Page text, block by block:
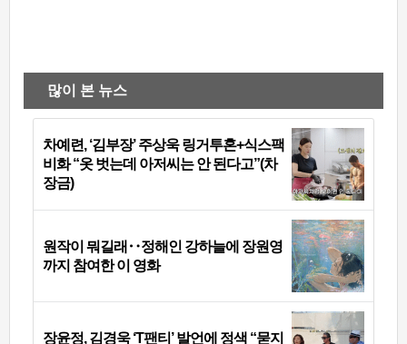
많이 본 뉴스
차예련, ‘김부장’ 주상욱 링거투혼+식스팩
비화 “옷 벗는데 아저씨는 안 된다고”(차
장금)
원작이 뭐길래‥정해인 강하늘에 장원영
까지 참여한 이 영화
장윤정, 김경욱 ‘T팬티’ 발언에 정색 “묻지